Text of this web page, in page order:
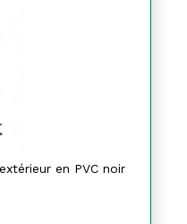
en PVC noir